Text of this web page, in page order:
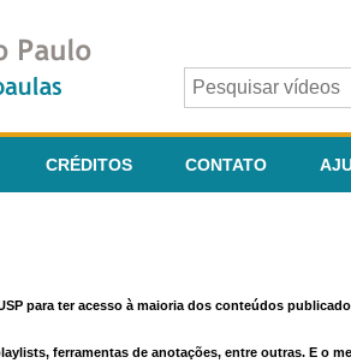
CRÉDITOS CONTATO
para ter acesso à maioria dos conteúdos
ferramentas de anotações, entre outras. E o